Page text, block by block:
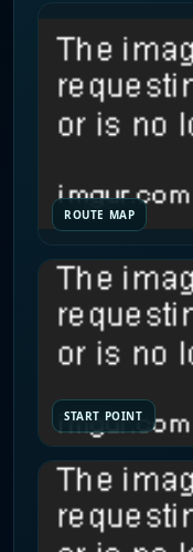
ROUTE MAP
START POINT